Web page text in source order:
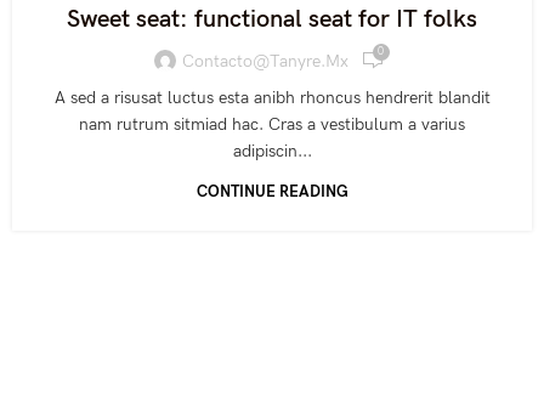
Sweet seat: functional seat for IT folks
Contacto@tanyre.mx 0
A sed a risusat luctus esta anibh rhoncus hendrerit blandit
nam rutrum sitmiad hac. Cras a vestibulum a varius
adipiscin...
CONTINUE READING